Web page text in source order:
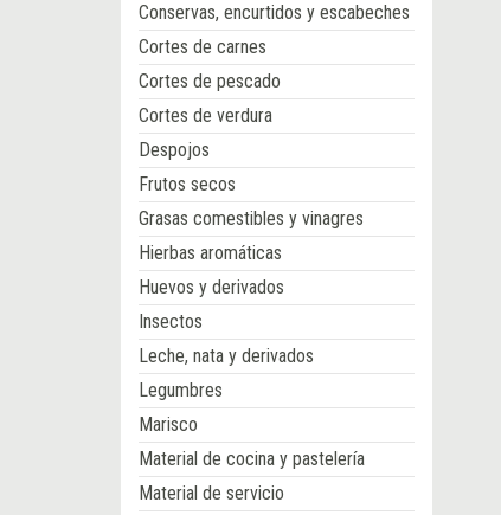
Conservas, encurtidos y escabeches
Cortes de carnes
Cortes de pescado
Cortes de verdura
Despojos
Frutos secos
Grasas comestibles y vinagres
Hierbas aromáticas
Huevos y derivados
Insectos
Leche, nata y derivados
Legumbres
Marisco
Material de cocina y pastelería
Material de servicio